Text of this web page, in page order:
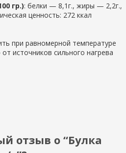
гр.): белки — 8,1г., жиры — 2,2г.,
ценность: 272 ккал
при равномерной температуре
источников сильного нагрева
отзыв о “Булка